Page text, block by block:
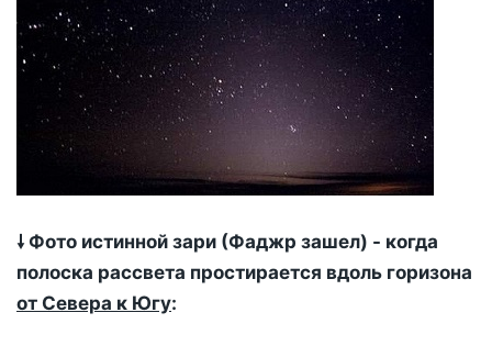
🠗 Фото истинной зари (Фаджр зашел) - когда
полоска рассвета простирается вдоль горизона
от Севера к Югу: